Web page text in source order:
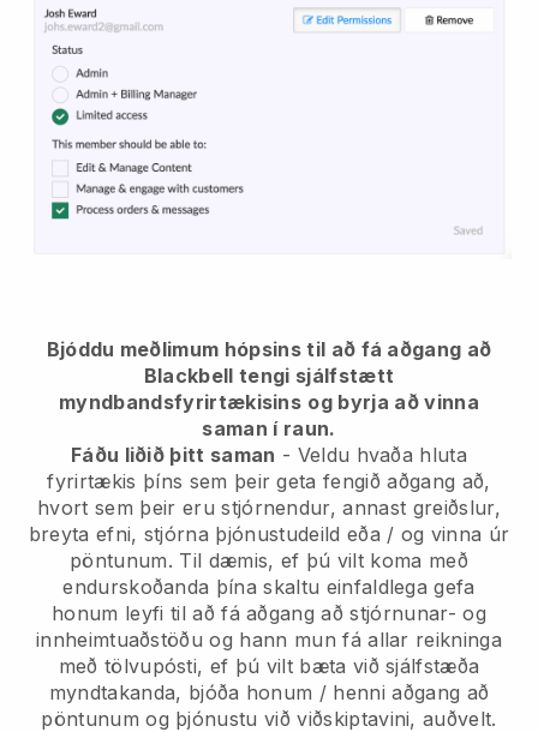
Bjóddu meðlimum hópsins til að fá aðgang að
Blackbell tengi sjálfstætt
myndbandsfyrirtækisins og byrja að vinna
saman í raun.
Fáðu liðið þitt saman - Veldu hvaða hluta
fyrirtækis þíns sem þeir geta fengið aðgang að,
hvort sem þeir eru stjórnendur, annast greiðslur,
breyta efni, stjórna þjónustudeild eða / og vinna úr
pöntunum. Til dæmis, ef þú vilt koma með
endurskoðanda þína skaltu einfaldlega gefa
honum leyfi til að fá aðgang að stjórnunar- og
innheimtuaðstöðu og hann mun fá allar reikninga
með tölvupósti, ef þú vilt bæta við sjálfstæða
myndtakanda, bjóða honum / henni aðgang að
pöntunum og þjónustu við viðskiptavini, auðvelt.